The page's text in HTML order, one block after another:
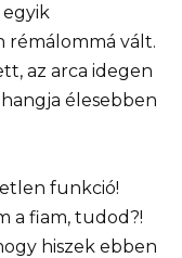
rémálommá vált.
az arca idegen
élesebben
funkció!
a fiam, tudod?!
hiszek ebben